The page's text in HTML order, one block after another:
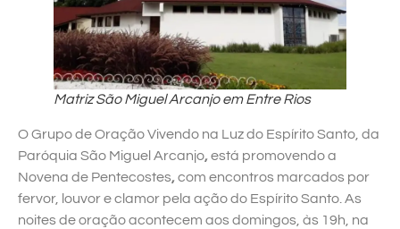
Matriz São Miguel Arcanjo em Entre Rios
O Grupo de Oração Vivendo na Luz do Espírito Santo, da
Paróquia São Miguel Arcanjo,está promovendo a
Novena de Pentecostes,com encontros marcados por
fervor, louvor e clamor pela ação do Espírito Santo. As
noites de oração acontecem aos domingos, às 19h, na